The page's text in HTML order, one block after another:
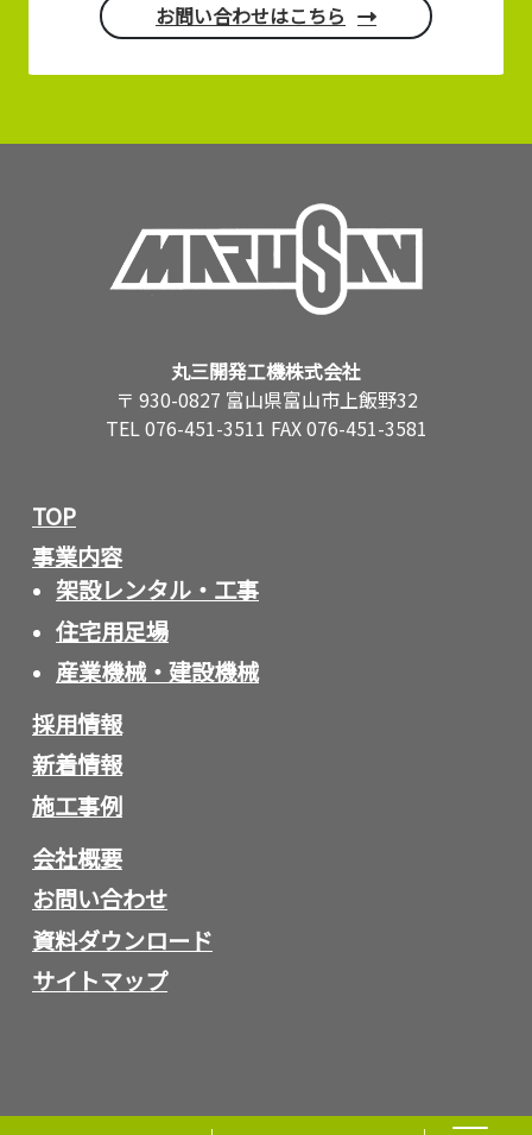
お問い合わせはこちら
丸三開発工機株式会社
〒 930-0827 富山県富山市上飯野32
TEL 076-451-3511 FAX 076-451-3581
TOP
事業内容
架設レンタル・工事
住宅用足場
産業機械・建設機械
採用情報
新着情報
施工事例
会社概要
お問い合わせ
資料ダウンロード
サイトマップ